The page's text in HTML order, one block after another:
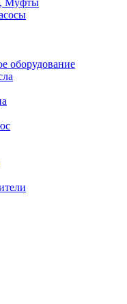
Муфты
оборудование